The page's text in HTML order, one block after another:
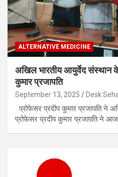
ALTERNATIVE MEDICINE
अखिल भारतीय आयुर्वेद संस्थान
कुमार प्रजापति
September 13, 2025 Desk
प्रोफेसर प्रदीप कुमार प्रजापति ने
प्रोफेसर प्रदीप कुमार प्रजापति ने